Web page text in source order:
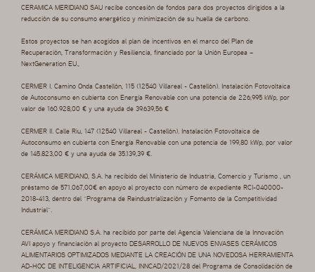
CERAMICA MERIDIANO SAU recibe concesión de fondos para dos proyectos dirigidos a la
reducción de su consumo energético y minimización de su huella de carbono.
Estos proyectos se han acogidos al plan de incentivos en el marco del Plan de
Recuperación, Transformación y Resiliencia, financiado por la Unión Europea –
NextGeneration EU.,
CERMER I. Camino Onda Castellón, 115 (12540 Villareal - Castellón). Instalación Fotovoltaica
de Autoconsumo en cubierta con Energía Renovable con una potencia de 226,995 kWp, por
valor de 160.928,00 € y una ayuda de 39.639,56 €
CERMER II. Calle Riu, 147 (12540 Villareal - Castellón). Instalación Fotovoltaica de
Autoconsumo en cubierta con Energía Renovable con una potencia de 199,80 kWp, por valor
de 145.823,00 € y una ayuda de 35.139,39 €.
CERÁMICA MERIDIANO, S.A. ha recibido del Ministerio de Industria, Comercio y Turismo , un
préstamo de 571.067,00€ en apoyo al proyecto con número de expediente RCI-040000-
2018-413, dentro del “Programa de Reindustrialización y Fomento de la Competitividad
Industrial”.
CERÁMICA MERIDIANO S.A. ha recibido por parte del Agencia Valenciana de la Innovación
AVI apoyo y financiación al proyecto DESARROLLO DE NUEVOS ENVASES CERÁMICOS
ALIMENTARIOS OPTIMIZADOS MEDIANTE LA CREACIÓN DE UNA NOVEDOSA HERRAMIENTA
AD-HOC DE INTELIGENCIA ARTIFICIAL, INNCAD/2021/28 del Programa de Consolidación de